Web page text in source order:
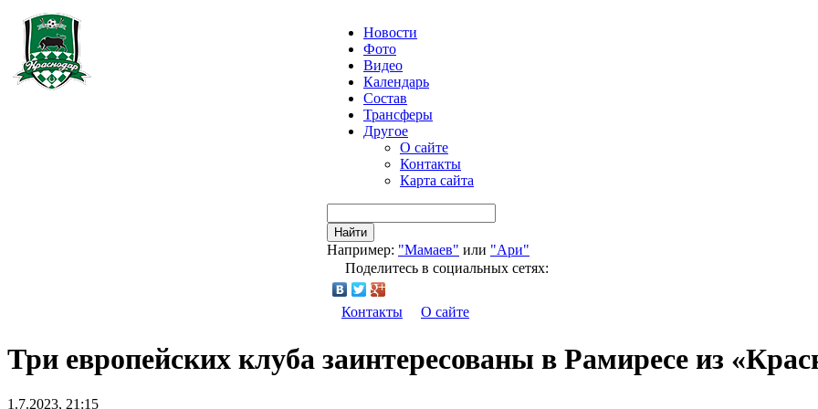
Новости
Фото
Видео
Календарь
Состав
Трансферы
Другое
О сайте
Контакты
Карта сайта
Найти
Например: "Мамаев" или "Ари"
Поделитесь в социальных сетях:
Контакты О сайте
Три европейских клуба заинтересованы в Рамиресе из
1.7.2023, 21:15